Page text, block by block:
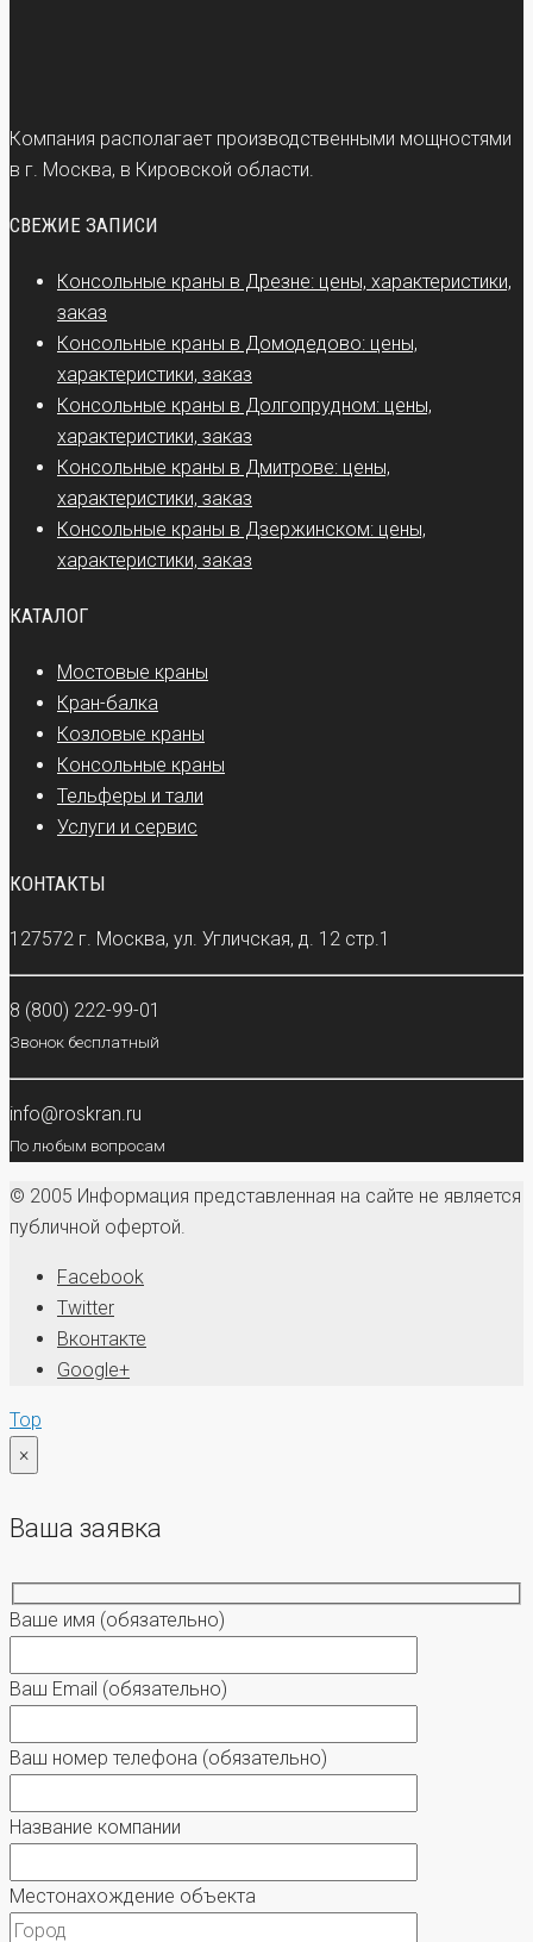
Компания располагает производственными мощностями
в г. Москва, в Кировской области.
СВЕЖИЕ ЗАПИСИ
Консольные краны в Дрезне: цены, характеристики,
заказ
Консольные краны в Домодедово: цены,
характеристики, заказ
Консольные краны в Долгопрудном: цены,
характеристики, заказ
Консольные краны в Дмитрове: цены,
характеристики, заказ
Консольные краны в Дзержинском: цены,
характеристики, заказ
КАТАЛОГ
Мостовые краны
Кран-балка
Козловые краны
Консольные краны
Тельферы и тали
Услуги и сервис
КОНТАКТЫ
127572 г. Москва, ул. Угличская, д. 12 стр.1
8 (800) 222-99-01
Звонок бесплатный
info@roskran.ru
По любым вопросам
© 2005 Информация представленная на сайте не является
публичной офертой.
Facebook
Twitter
Вконтакте
Google+
Top
×
Ваша заявка
Ваше имя (обязательно)
Ваш Email (обязательно)
Ваш номер телефона (обязательно)
Название компании
Местонахождение объекта